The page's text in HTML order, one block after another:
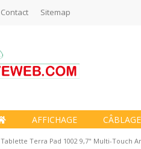
Contact Sitemap
AFFICHAGE CÂBLAGE
Tablette Terra Pad 1002 9,7" Multi-Touch